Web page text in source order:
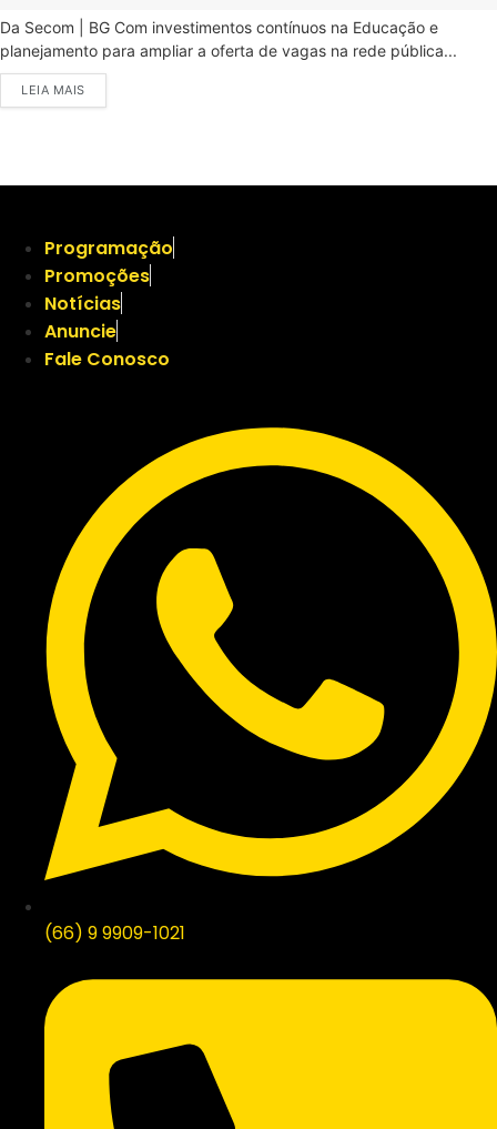
Da Secom | BG Com investimentos contínuos na Educação e
planejamento para ampliar a oferta de vagas na rede pública...
LEIA MAIS
Programação
Promoções
Notícias
Anuncie
Fale Conosco
(66) 9 9909-1021